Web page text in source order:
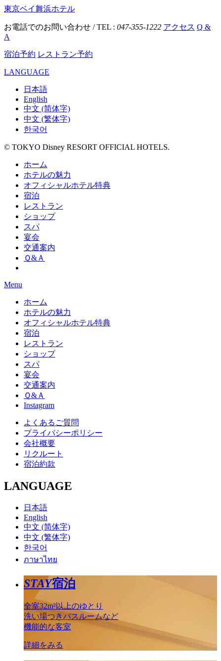
東京ベイ舞浜ホテル
お電話でのお問い合わせ / TEL : 047-355-1222 アクセス Q &
A
宿泊予約 レストラン予約
LANGUAGE
日本語
English
中文 (简体字)
中文 (繁体字)
한국어
© TOKYO Disney RESORT OFFICIAL HOTELS.
ホーム
ホテルの魅力
オフィシャルホテル特典
宿泊
レストラン
ショップ
スパ
宴会
交通案内
Ｑ&Ａ
Menu
ホーム
ホテルの魅力
オフィシャルホテル特典
宿泊
レストラン
ショップ
スパ
宴会
交通案内
Ｑ&Ａ
Instagram
よくあるご質問
プライバシーポリシー
会社概要
リクルート
宿泊約款
LANGUAGE
日本語
English
中文 (简体字)
中文 (繁体字)
한국어
ภาษาไทย
STAY宿泊
全室32m²以上のゆとり
洗い場つきバスルームなど
機能的な客室
詳細をみる